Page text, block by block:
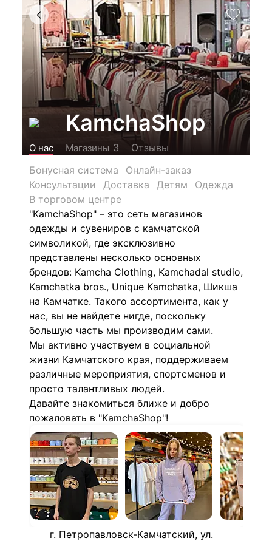
KamchaShop
О нас Магазины 3
Отзывы
Бонусная система
Онлайн-заказ
Консультации
Доставка Детям
Одежда
В торговом центре
"KamchaShop" – это сеть магазинов
одежды и сувениров с камчатской
символикой, где эксклюзивно
представлены несколько основных
брендов: Kamcha Clothing, Kamchadal studio,
Kamchatka bros., Unique Kamchatka, Шикша
на Камчатке. Такого ассортимента, как у
нас, вы не найдете нигде, поскольку
большую часть мы производим сами.
Мы активно участвуем в социальной
жизни Камчатского края, поддерживаем
различные мероприятия, спортсменов и
просто талантливых людей.
Давайте знакомиться ближе и добро
пожаловать в "KamchaShop"!
г. Петропавловск-Камчатский, ул.